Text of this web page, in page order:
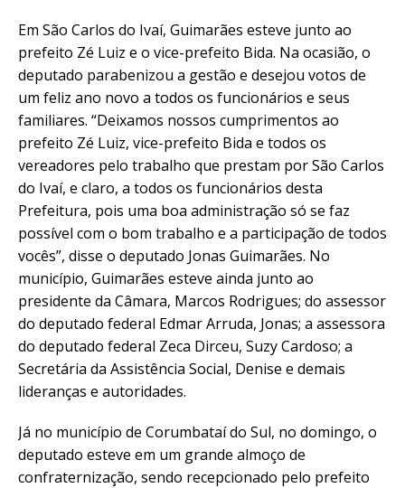
Em São Carlos do Ivaí, Guimarães esteve junto ao
prefeito Zé Luiz e o vice-prefeito Bida. Na ocasião, o
deputado parabenizou a gestão e desejou votos de
um feliz ano novo a todos os funcionários e seus
familiares. “Deixamos nossos cumprimentos ao
prefeito Zé Luiz, vice-prefeito Bida e todos os
vereadores pelo trabalho que prestam por São Carlos
do Ivaí, e claro, a todos os funcionários desta
Prefeitura, pois uma boa administração só se faz
possível com o bom trabalho e a participação de todos
vocês”, disse o deputado Jonas Guimarães. No
município, Guimarães esteve ainda junto ao
presidente da Câmara, Marcos Rodrigues; do assessor
do deputado federal Edmar Arruda, Jonas; a assessora
do deputado federal Zeca Dirceu, Suzy Cardoso; a
Secretária da Assistência Social, Denise e demais
lideranças e autoridades.
Já no município de Corumbataí do Sul, no domingo, o
deputado esteve em um grande almoço de
confraternização, sendo recepcionado pelo prefeito